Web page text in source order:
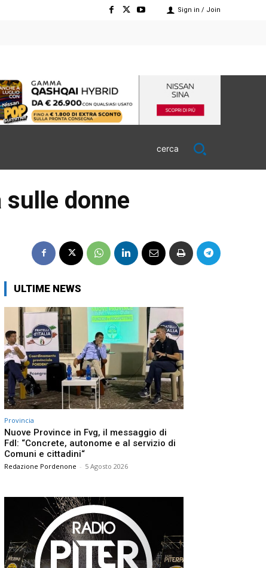
Sign in / Join
cerca
donne
ULTIME NEWS
Provincia
Nuove Province in Fvg, il messaggio di
FdI: “Concrete, autonome e al servizio di
Comuni e cittadini“
Redazione Pordenone - 5 Agosto 2026